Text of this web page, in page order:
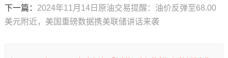
下一篇： 2024年11月14日原油交易提醒：油价反弹至68.00
美元附近，美国重磅数据携美联储讲话来袭